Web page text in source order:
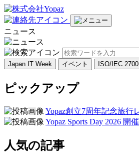
ニュース
Japan IT Week イベント ISO/IEC
ピックアップ
Yopaz創立7周年記念旅行
Yopaz Sports Day 2026 開
人気の記事